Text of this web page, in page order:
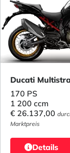
Ducati
170 PS
1 200 ccm
€ 26.137,00
Marktpreis
Details